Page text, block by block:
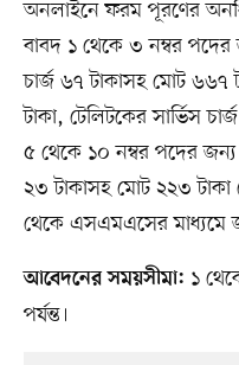
অনলাইনে ফরম পূরণের
বাবদ ১ থেকে ৩ নম্বর পদের
চার্জ ৬৭ টাকাসহ মোট
টাকা, টেলিটকের সার্ভিস
৫ থেকে ১০ নম্বর পদের জন্য
২৩ টাকাসহ মোট ২২৩ টাকা
থেকে এসএমএসের মাধ্যমে
আবেদনের সময়সীমা: ১
পর্যন্ত।